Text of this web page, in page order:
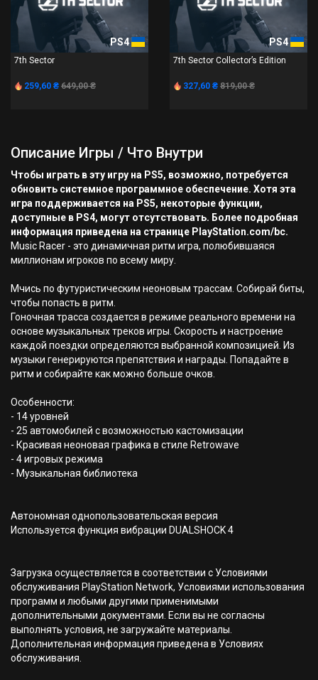
PS4
7th Sector
259,60 ₴ 649,00 ₴
PS4
7th Sector Collector’s Edition
327,60 ₴ 819,00 ₴
Описание Игры / Что Внутри
Чтобы играть в эту игру на PS5, возможно, потребуется
обновить системное программное обеспечение. Хотя эта
игра поддерживается на PS5, некоторые функции,
доступные в PS4, могут отсутствовать. Более подробная
информация приведена на странице PlayStation.com/bc.
Music Racer - это динамичная ритм игра, полюбившаяся
миллионам игроков по всему миру.
Мчись по футуристическим неоновым трассам. Собирай биты,
чтобы попасть в ритм.
Гоночная трасса создается в режиме реального времени на
основе музыкальных треков игры. Скорость и настроение
каждой поездки определяются выбранной композицией. Из
музыки генерируются препятствия и награды. Попадайте в
ритм и собирайте как можно больше очков.
Особенности:
- 14 уровней
- 25 автомобилей с возможностью кастомизации
- Красивая неоновая графика в стиле Retrowave
- 4 игровых режима
- Музыкальная библиотека
Автономная однопользовательская версия
Используется функция вибрации DUALSHOCK 4
Загрузка осуществляется в соответствии с Условиями
обслуживания PlayStation Network, Условиями использования
программ и любыми другими применимыми
дополнительными документами. Если вы не согласны
выполнять условия, не загружайте материалы.
Дополнительная информация приведена в Условиях
обслуживания.